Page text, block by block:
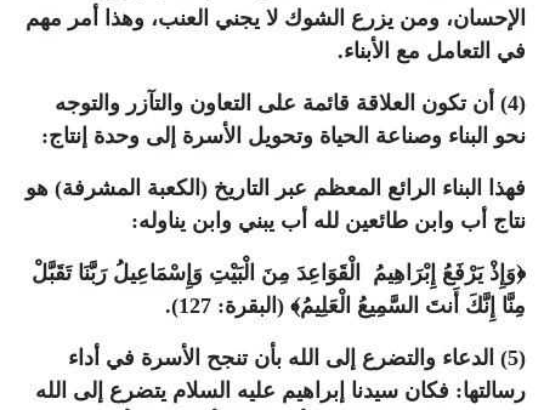
الإحسان، ومن يزرع الشوك لا يجني العنب، وهذا أمر مهم
في التعامل مع الأبناء.
(4) أن تكون العلاقة قائمة على التعاون والتآزر والتوجه
نحو البناء وصناعة الحياة وتحويل الأسرة إلى وحدة إنتاج:
فهذا البناء الرائع المعظم عبر التاريخ (الكعبة المشرفة) هو
نتاج أب وابن طائعين لله أب يبني وابن يناوله:
﴿وَإِذْ يَرْفَعُ إِبْرَاهِيمُ الْقَوَاعِدَ مِنَ الْبَيْتِ وَإِسْمَاعِيلُ رَبَّنَا تَقَبَّلْ
مِنَّا إِنَّكَ أَنتَ السَّمِيعُ الْعَلِيمُ﴾ (البقرة: 127).
(5) الدعاء والتضرع إلى الله بأن تنجح الأسرة في أداء
رسالتها: فكان سيدنا إبراهيم عليه السلام يتضرع إلى الله